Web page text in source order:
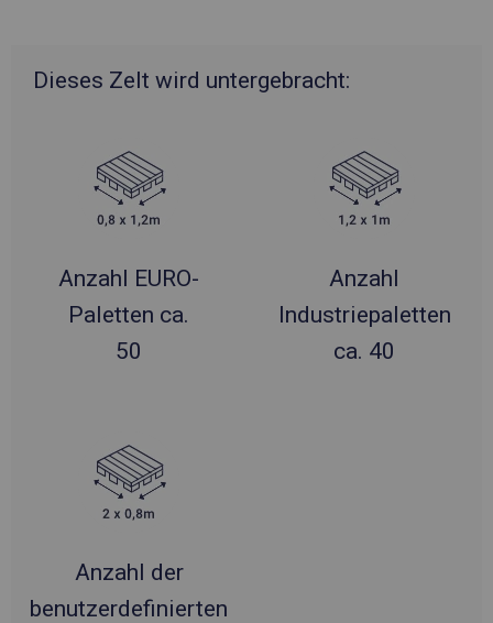
Dieses Zelt wird untergebracht:
Anzahl EURO-
Paletten ca.
50
Anzahl
Industriepaletten
ca. 40
Anzahl der
benutzerdefinierten